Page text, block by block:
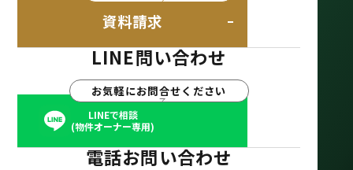
資料請求
LINE問い合わせ
お気軽にお問合せください
LINEで相談
(物件オーナー専用)
電話お問い合わせ